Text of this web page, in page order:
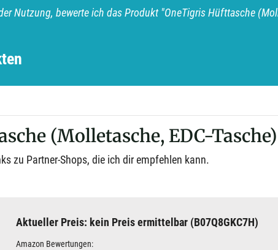
Nutzung, bewerte ich das Produkt "OneTigris Hüfttasche
(Molletasche, EDC-
zu Partner-Shops, die ich dir empfehlen kann.
Aktueller Preis: kein Preis ermittelbar (B07Q8GKC7H)
Amazon Bewertungen: